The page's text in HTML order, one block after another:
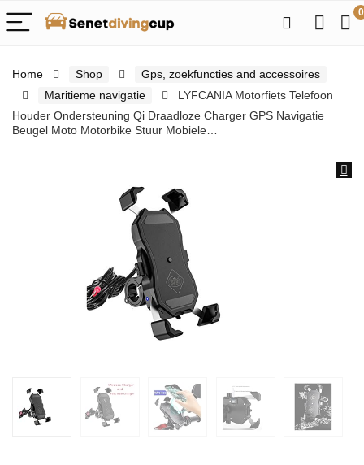
0
Home Shop
Gps, zoekfuncties and accessoires
Maritieme navigatie
LYFCANIA Motorfiets Telefoon
Houder Ondersteuning Qi Draadloze Charger GPS Navigatie
Beugel Moto Motorbike Stuur Mobiele…